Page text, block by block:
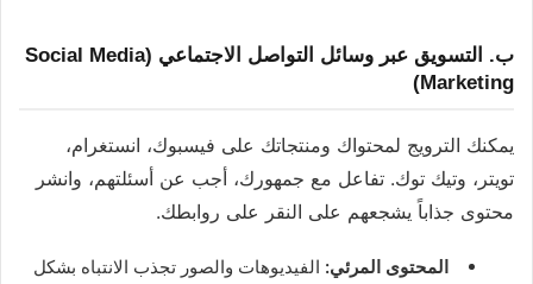
ب. التسويق عبر وسائل التواصل الاجتماعي (Social Media
Marketing)
يمكنك الترويج لمحتواك ومنتجاتك على فيسبوك، انستغرام،
تويتر، وتيك توك. تفاعل مع جمهورك، أجب عن أسئلتهم، وانشر
محتوى جذاباً يشجعهم على النقر على روابطك.
المحتوى المرئي: الفيديوهات والصور تجذب الانتباه بشكل